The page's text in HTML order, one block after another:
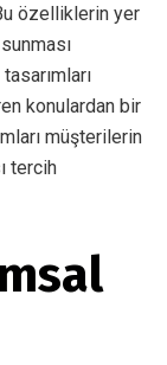
özelliklerin yer
konulardan bir
müşterilerin
tercih